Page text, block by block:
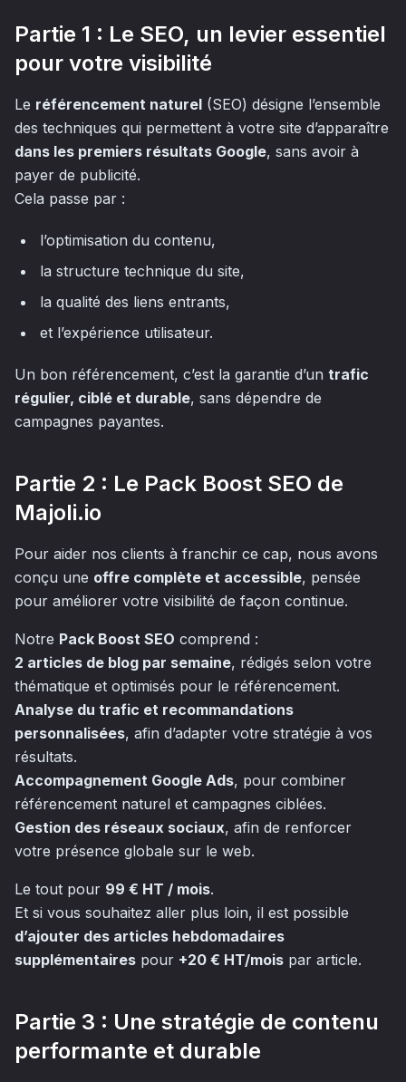
Partie 1 : Le SEO, un levier essentiel
pour votre visibilité
Le référencement naturel (SEO) désigne l’ensemble
des techniques qui permettent à votre site d’apparaître
dans les premiers résultats Google, sans avoir à
payer de publicité.
Cela passe par :
l’optimisation du contenu,
la structure technique du site,
la qualité des liens entrants,
et l’expérience utilisateur.
Un bon référencement, c’est la garantie d’un trafic
régulier, ciblé et durable, sans dépendre de
campagnes payantes.
Partie 2 : Le Pack Boost SEO de
Majoli.io
Pour aider nos clients à franchir ce cap, nous avons
conçu une offre complète et accessible, pensée
pour améliorer votre visibilité de façon continue.
Notre Pack Boost SEO comprend :
2 articles de blog par semaine, rédigés selon votre
thématique et optimisés pour le référencement.
Analyse du trafic et recommandations
personnalisées, afin d’adapter votre stratégie à vos
résultats.
Accompagnement Google Ads, pour combiner
référencement naturel et campagnes ciblées.
Gestion des réseaux sociaux, afin de renforcer
votre présence globale sur le web.
Le tout pour 99 € HT / mois.
Et si vous souhaitez aller plus loin, il est possible
d’ajouter des articles hebdomadaires
supplémentaires pour +20 € HT/mois par article.
Partie 3 : Une stratégie de contenu
performante et durable